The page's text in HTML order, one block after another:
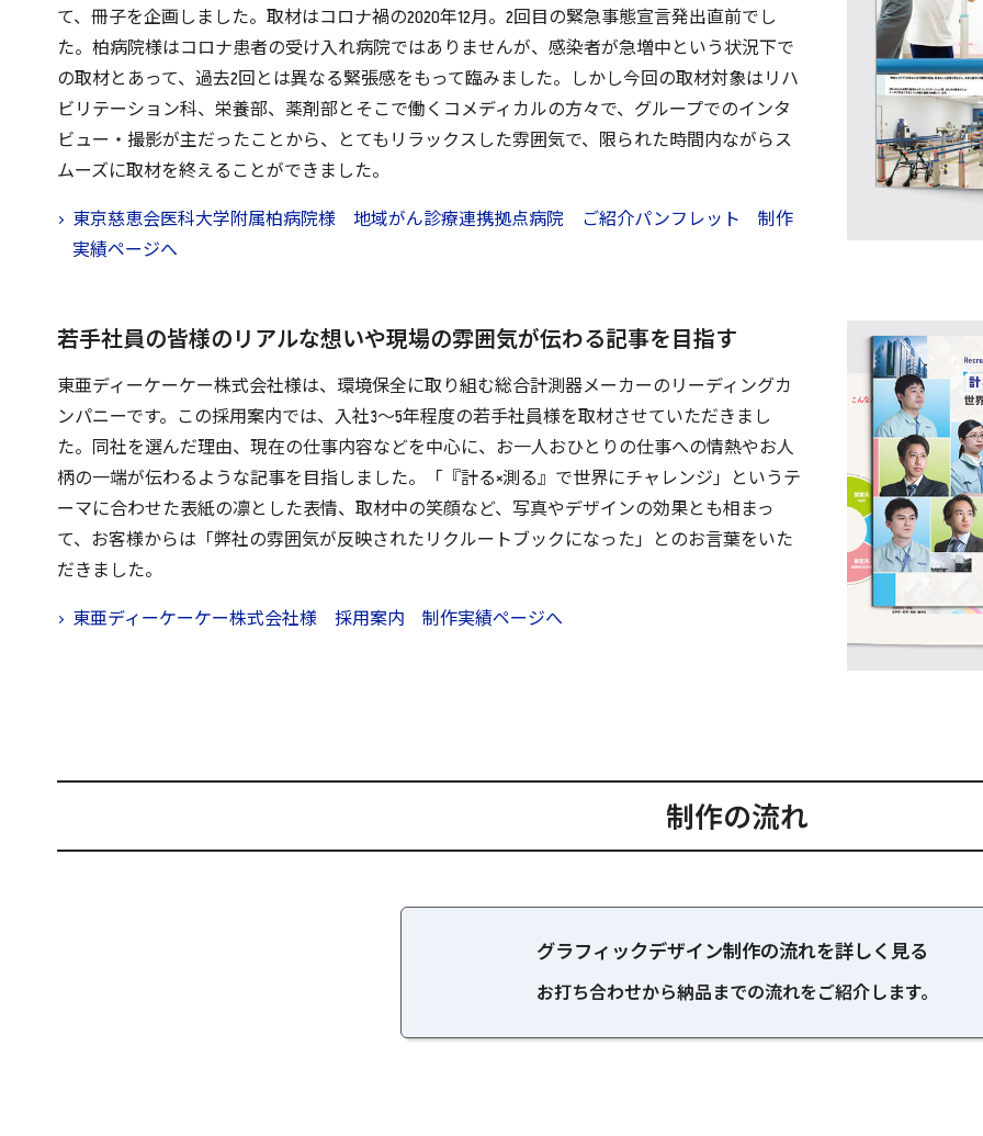
て、冊子を企画しました。取材はコロナ禍の2020年12月。2回目の緊急事態宣言発出直前でし
た。柏病院様はコロナ患者の受け入れ病院ではありませんが、感染者が急増中という状況下で
の取材とあって、過去2回とは異なる緊張感をもって臨みました。しかし今回の取材対象はリハ
ビリテーション科、栄養部、薬剤部とそこで働くコメディカルの方々で、グループでのインタ
ビュー・撮影が主だったことから、とてもリラックスした雰囲気で、限られた時間内ながらス
ムーズに取材を終えることができました。
東京慈恵会医科大学附属柏病院様 地域がん診療連携拠点病院 ご紹介パンフレット 制作
実績ページへ
若手社員の皆様のリアルな想いや現場の雰囲気が伝わる記事を目指す
東亜ディーケーケー株式会社様は、環境保全に取り組む総合計測器メーカーのリーディングカ
ンパニーです。この採用案内では、入社3～5年程度の若手社員様を取材させていただきまし
た。同社を選んだ理由、現在の仕事内容などを中心に、お一人おひとりの仕事への情熱やお人
柄の一端が伝わるような記事を目指しました。「『計る×測る』で世界にチャレンジ」というテ
ーマに合わせた表紙の凛とした表情、取材中の笑顔など、写真やデザインの効果とも相まっ
て、お客様からは「弊社の雰囲気が反映されたリクルートブックになった」とのお言葉をいた
だきました。
東亜ディーケーケー株式会社様 採用案内 制作実績ページへ
制作の流れ
グラフィックデザイン制作の流れを詳しく見る
お打ち合わせから納品までの流れをご紹介します。